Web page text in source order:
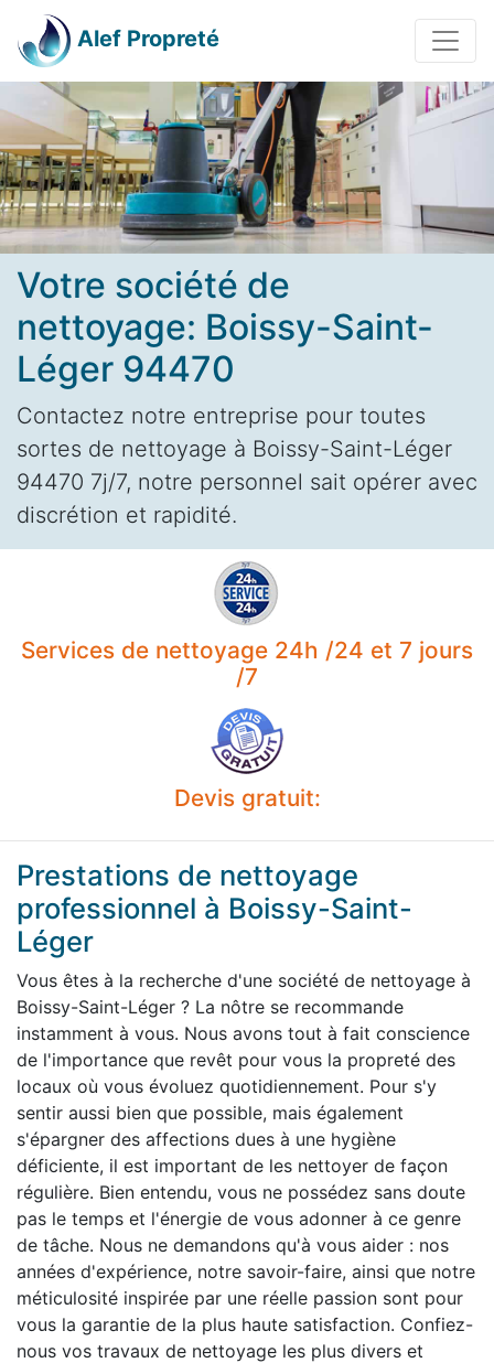
Alef Propreté
Votre société de
nettoyage: Boissy-Saint-
Léger 94470
Contactez notre entreprise pour toutes
sortes de nettoyage à Boissy-Saint-Léger
94470 7j/7, notre personnel sait opérer avec
discrétion et rapidité.
Services de nettoyage 24h /24 et 7 jours
/7
Devis gratuit:
Prestations de nettoyage
professionnel à Boissy-Saint-
Léger
Vous êtes à la recherche d'une société de nettoyage à
Boissy-Saint-Léger ? La nôtre se recommande
instamment à vous. Nous avons tout à fait conscience
de l'importance que revêt pour vous la propreté des
locaux où vous évoluez quotidiennement. Pour s'y
sentir aussi bien que possible, mais également
s'épargner des affections dues à une hygiène
déficiente, il est important de les nettoyer de façon
régulière. Bien entendu, vous ne possédez sans doute
pas le temps et l'énergie de vous adonner à ce genre
de tâche. Nous ne demandons qu'à vous aider : nos
années d'expérience, notre savoir-faire, ainsi que notre
méticulosité inspirée par une réelle passion sont pour
vous la garantie de la plus haute satisfaction. Confiez-
nous vos travaux de nettoyage les plus divers et